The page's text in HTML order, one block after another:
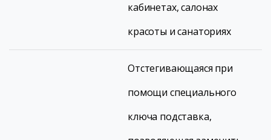
кабинетах, салонах
красоты и санаториях
Отстегивающаяся при
помощи специального
ключа подставка,